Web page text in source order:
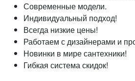
Современные модели.
Индивидуальный подход!
Всегда низкие цены!
Работаем с дизайнерами и
Новинки в мире сантехники!
Гибкая система скидок!